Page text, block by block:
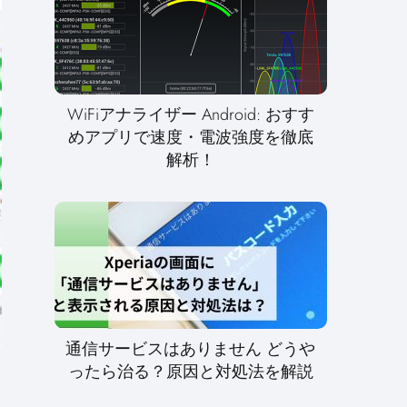
WiFiアナライザー Android: おすす
めアプリで速度・電波強度を徹底
解析！
通信サービスはありません どうや
ったら治る？原因と対処法を解説